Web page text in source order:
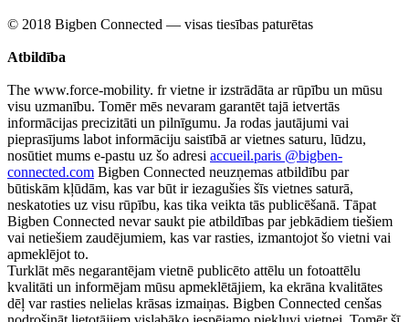
© 2018 Bigben Connected — visas tiesības paturētas
Atbildība
The www.force-mobility. fr vietne ir izstrādāta ar rūpību un mūsu
visu uzmanību. Tomēr mēs nevaram garantēt tajā ietvertās
informācijas precizitāti un pilnīgumu. Ja rodas jautājumi vai
pieprasījums labot informāciju saistībā ar vietnes saturu, lūdzu,
nosūtiet mums e-pastu uz šo adresi accueil.paris @bigben-
connected.com Bigben Connected neuzņemas atbildību par
būtiskām kļūdām, kas var būt ir iezagušies šīs vietnes saturā,
neskatoties uz visu rūpību, kas tika veikta tās publicēšanā. Tāpat
Bigben Connected nevar saukt pie atbildības par jebkādiem tiešiem
vai netiešiem zaudējumiem, kas var rasties, izmantojot šo vietni vai
apmeklējot to.
Turklāt mēs negarantējam vietnē publicēto attēlu un fotoattēlu
kvalitāti un informējam mūsu apmeklētājiem, ka ekrāna kvalitātes
dēļ var rasties nelielas krāsas izmaiņas. Bigben Connected cenšas